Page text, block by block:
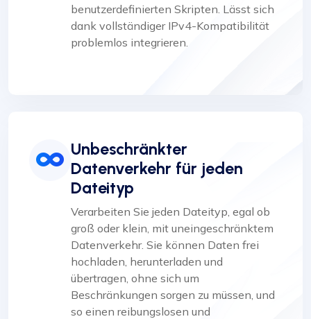
benutzerdefinierten Skripten. Lässt sich
dank vollständiger IPv4-Kompatibilität
problemlos integrieren.
Unbeschränkter
Datenverkehr für jeden
Dateityp
Verarbeiten Sie jeden Dateityp, egal ob
groß oder klein, mit uneingeschränktem
Datenverkehr. Sie können Daten frei
hochladen, herunterladen und
übertragen, ohne sich um
Beschränkungen sorgen zu müssen, und
so einen reibungslosen und